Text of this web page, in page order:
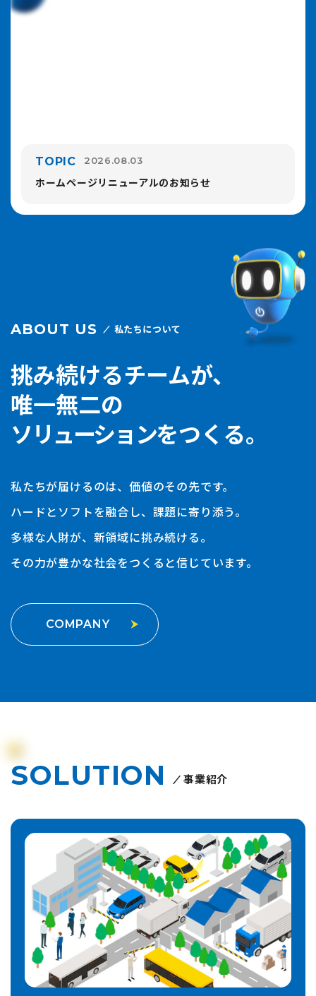
TOPIC 2026.08.03
ホームページリニューアルのお知らせ
ABOUT US 私たちについて
挑み続けるチームが、
唯一無二の
ソリューションをつくる。
私たちが届けるのは、価値のその先です。
ハードとソフトを融合し、課題に寄り添う。
多様な人財が、新領域に挑み続ける。
その力が豊かな社会をつくると信じています。
COMPANY
SOLUTION 事業紹介